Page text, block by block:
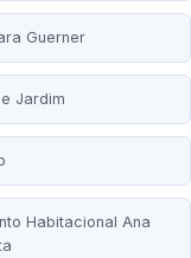
Guerner
Jardim
Habitacional Ana